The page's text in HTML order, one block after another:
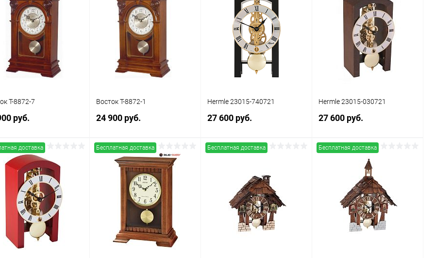
Купить в 1
Сравнение
В избранное В наличии
Купить в 1
В избранное
Купить в 1
Сравнение
В избранное В наличии
Купить в 1
Сравнение
В избранное В наличии
Т-8872-7
руб.
В корзину
Купить в 1
Сравнение
В избранное В наличии
Восток Т-8872-1
24 900 руб.
В корзину
Купить в 1
Сравнение
В избранное В наличии
Hermle 23015-740721
27 600 руб.
Купить в 1
В избранное В наличии
Hermle 23015-030721
27 600 руб.
В корзину
Купить в 1
В избранное В наличии
доставка Бесплатная доставка Бесплатная доставка Бесплатная доставка